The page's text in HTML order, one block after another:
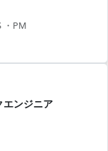
管理スキルの向上
レックス） ・大手企
・PM
エンジニア